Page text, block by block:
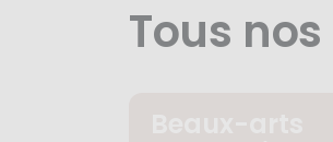
Tous nos